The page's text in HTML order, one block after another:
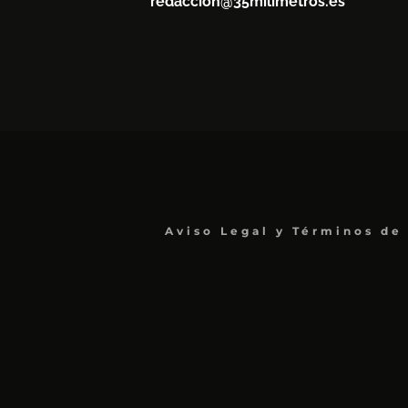
Aviso Legal y Términos de